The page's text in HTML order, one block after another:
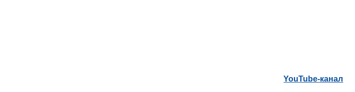
YouTube-канал